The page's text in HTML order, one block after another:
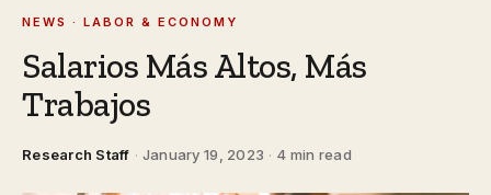
NEWS · LABOR & ECONOMY
Salarios Más Altos, Más
Trabajos
Research Staff · January 19, 2023 · 4 min read